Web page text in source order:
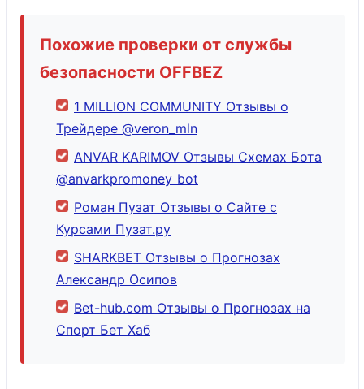
Похожие проверки от службы
безопасности OFFBEZ
1 MILLION COMMUNITY Отзывы о
Трейдере @veron_mln
ANVAR KARIMOV Отзывы Схемах Бота
@anvarkpromoney_bot
Роман Пузат Отзывы о Сайте с
Курсами Пузат.ру
SHARKBET Отзывы о Прогнозах
Александр Осипов
Bet-hub.com Отзывы о Прогнозах на
Спорт Бет Хаб